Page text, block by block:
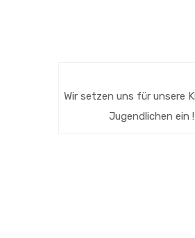
Wir setzen uns für unsere
Jugendlichen ein !